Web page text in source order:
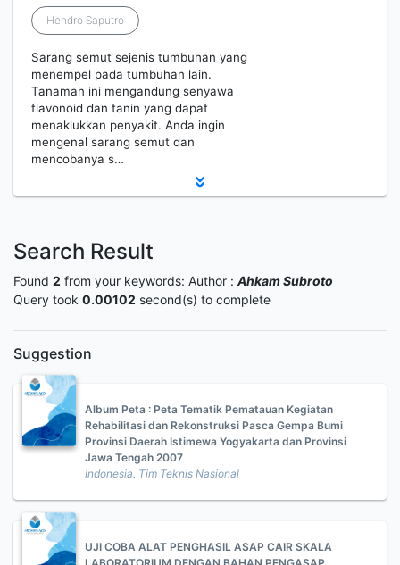
Hendro Saputro
Sarang semut sejenis tumbuhan yang
menempel pada tumbuhan lain.
Tanaman ini mengandung senyawa
flavonoid dan tanin yang dapat
menaklukkan penyakit. Anda ingin
mengenal sarang semut dan
mencobanya s…
Search Result
Found 2 from your keywords: Author : Ahkam Subroto
Query took 0.00102 second(s) to complete
Suggestion
Album Peta : Peta Tematik Pematauan Kegiatan
Rehabilitasi dan Rekonstruksi Pasca Gempa Bumi
Provinsi Daerah Istimewa Yogyakarta dan Provinsi
Jawa Tengah 2007
Indonesia. Tim Teknis Nasional
UJI COBA ALAT PENGHASIL ASAP CAIR SKALA